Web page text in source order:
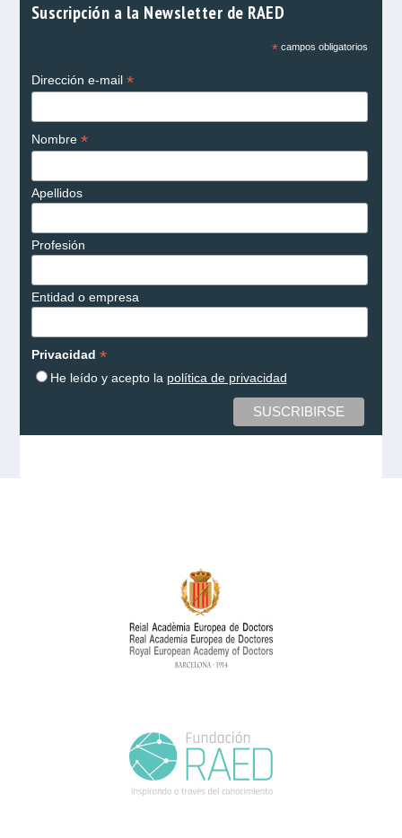
Suscripción a la Newsletter de RAED
*campos obligatorios
Dirección e-mail *
Nombre *
Apellidos
Profesión
Entidad o empresa
Privacidad *
He leído y acepto la política de privacidad